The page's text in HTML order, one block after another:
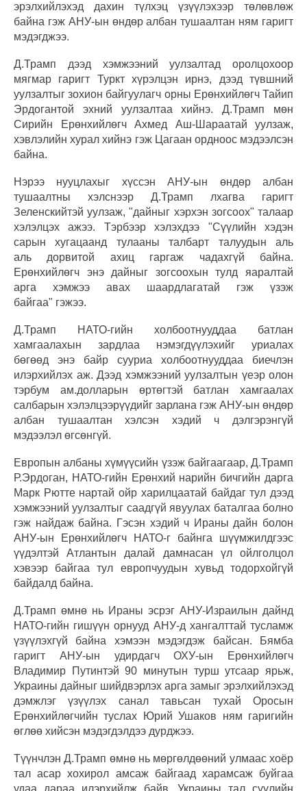
эрэлхийлэхэд дахин түлхэц үзүүлэхээр төлөвлөж
байна гэж АНУ-ын өндөр албан тушаалтан ням гаригт
мэдэгджээ.
Д.Трамп дээд хэмжээний уулзалтад оролцохоор
мягмар гаригт Туркт хүрэлцэн ирнэ, дээд түвшний
уулзалтыг зохион байгуулагч орны Ерөнхийлөгч Тайип
Эрдогантой эхний уулзалтаа хийнэ. Д.Трамп мөн
Сирийн Ерөнхийлөгч Ахмед Аш-Шараатай уулзаж,
хэвлэлийн хурал хийнэ гэж Цагаан ордноос мэдээлсэн
байна.
Нэрээ нууцлахыг хүссэн АНУ-ын өндөр албан
тушаалтны хэлснээр Д.Трамп лхагва гаригт
Зеленскийтэй уулзаж, "дайныг хэрхэн зогсоох" талаар
хэлэлцэх ажээ. Тэрбээр хэлэхдээ "Сүүлийн хэдэн
сарын хугацаанд тулааны талбарт талуудын аль
аль дорвитой ахиц гаргаж чадахгүй байна.
Ерөнхийлөгч энэ дайныг зогсоохын тулд яаралтай
арга хэмжээ авах шаардлагатай гэж үзэж
байгаа" гэжээ.
Д.Трамп НАТО-гийн холбоотнууддаа батлан
хамгаалахын зардлаа нэмэгдүүлэхийг уриалах
бөгөөд энэ байр сууриа холбоотнууддаа биечлэн
илэрхийлэх аж. Дээд хэмжээний уулзалтын үеэр олон
тэрбум ам.долларын өртөгтэй батлан хамгаалах
салбарын хэлэлцээрүүдийг зарлана гэж АНУ-ын өндөр
албан тушаалтан хэлсэн хэдий ч дэлгэрэнгүй
мэдээлэл өгсөнгүй.
Европын албаны хүмүүсийн үзэж байгаагаар, Д.Трамп
Р.Эрдоган, НАТО-гийн Ерөнхий нарийн бичгийн дарга
Марк Рютте нартай ойр харилцаатай байдаг тул дээд
хэмжээний уулзалтыг саадгүй явуулах баталгаа болно
гэж найдаж байна. Гэсэн хэдий ч Ираны дайн болон
АНУ-ын Ерөнхийлөгч НАТО-г байнга шүүмжилдгээс
үүдэлтэй Атлантын далай дамнасан үл ойлголцол
хэвээр байгаа тул европчуудын хувьд тодорхойгүй
байдалд байна.
Д.Трамп өмнө нь Ираны эсрэг АНУ-Израилын дайнд
НАТО-гийн гишүүн орнууд АНУ-д хангалттай тусламж
үзүүлэхгүй байна хэмээн мэдэгдэж байсан. Бямба
гаригт АНУ-ын удирдагч ОХУ-ын Ерөнхийлөгч
Владимир Путинтэй 90 минутын турш утсаар ярьж,
Украины дайныг шийдвэрлэх арга замыг эрэлхийлэхэд
дэмжлэг үзүүлэх санал тавьсан тухай Оросын
Ерөнхийлөгчийн туслах Юрий Ушаков ням гаригийн
өглөө хийсэн мэдэгдэлдээ дурджээ.
Түүнчлэн Д.Трамп өмнө нь мөргөлдөөний улмаас хоёр
тал асар хохирол амсаж байгаад харамсаж буйгаа